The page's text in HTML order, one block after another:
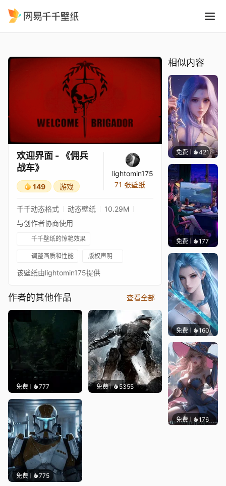
欢迎界面 - 《佣兵
战车》
149 游戏
lightomin175
71 张壁纸
千千动态格式 动态壁纸
10.29M
与创作者协商使用
千千壁纸的惊艳效果
调整画质和性能 版权声明
该壁纸由lightomin175提供
作者的其他作品 查看全部
免费 777 免费 5355
免费 775
相似内容
免费 421好看
免费 177
免费 160好看
免费 176｡